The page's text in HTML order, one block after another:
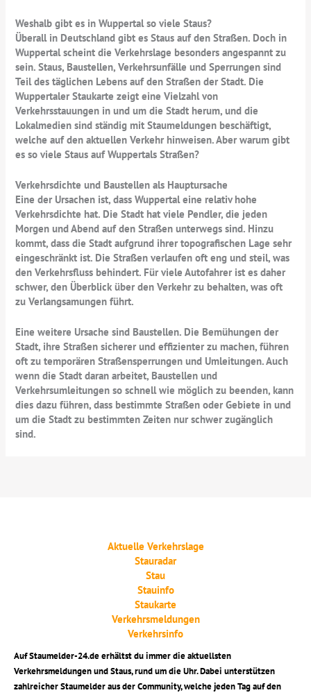
Weshalb gibt es in Wuppertal so viele Staus?
Überall in Deutschland gibt es Staus auf den Straßen. Doch in
Wuppertal scheint die Verkehrslage besonders angespannt zu
sein. Staus, Baustellen, Verkehrsunfälle und Sperrungen sind
Teil des täglichen Lebens auf den Straßen der Stadt. Die
Wuppertaler Staukarte zeigt eine Vielzahl von
Verkehrsstauungen in und um die Stadt herum, und die
Lokalmedien sind ständig mit Staumeldungen beschäftigt,
welche auf den aktuellen Verkehr hinweisen. Aber warum gibt
es so viele Staus auf Wuppertals Straßen?
Verkehrsdichte und Baustellen als Hauptursache
Eine der Ursachen ist, dass Wuppertal eine relativ hohe
Verkehrsdichte hat. Die Stadt hat viele Pendler, die jeden
Morgen und Abend auf den Straßen unterwegs sind. Hinzu
kommt, dass die Stadt aufgrund ihrer topografischen Lage sehr
eingeschränkt ist. Die Straßen verlaufen oft eng und steil, was
den Verkehrsfluss behindert. Für viele Autofahrer ist es daher
schwer, den Überblick über den Verkehr zu behalten, was oft
zu Verlangsamungen führt.
Eine weitere Ursache sind Baustellen. Die Bemühungen der
Stadt, ihre Straßen sicherer und effizienter zu machen, führen
oft zu temporären Straßensperrungen und Umleitungen. Auch
wenn die Stadt daran arbeitet, Baustellen und
Verkehrsumleitungen so schnell wie möglich zu beenden, kann
dies dazu führen, dass bestimmte Straßen oder Gebiete in und
um die Stadt zu bestimmten Zeiten nur schwer zugänglich
sind.
Aktuelle Verkehrslage
Stauradar
Stau
Stauinfo
Staukarte
Verkehrsmeldungen
Verkehrsinfo
Auf Staumelder-24.de erhältst du immer die aktuellsten
Verkehrsmeldungen und Staus, rund um die Uhr. Dabei unterstützen
zahlreicher Staumelder aus der Community, welche jeden Tag auf den